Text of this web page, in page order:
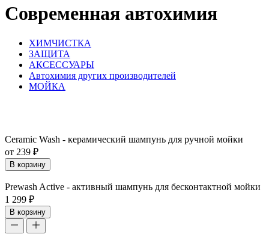
Современная автохимия
ХИМЧИСТКА
ЗАЩИТА
АКСЕССУАРЫ
Автохимия других производителей
МОЙКА
Ceramic Wash - керамический шампунь для ручной мойки
от 239 ₽
В корзину
Prewash Active - активный шампунь для бесконтактной мойки
1 299 ₽
В корзину